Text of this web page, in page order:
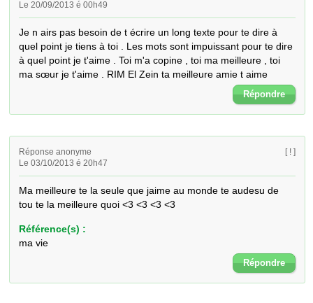
Le 20/09/2013 é 00h49
Je n airs pas besoin de t écrire un long texte pour te dire à
quel point je tiens à toi . Les mots sont impuissant pour te dire
à quel point je t'aime . Toi m'a copine , toi ma meilleure , toi
ma sœur je t'aime . RIM El Zein ta meilleure amie t aime
Répondre
Réponse anonyme
Le 03/10/2013 é 20h47
[ ! ]
Ma meilleure te la seule que jaime au monde te audesu de
tou te la meilleure quoi <3 <3 <3 <3
Référence(s) :
ma vie
Répondre